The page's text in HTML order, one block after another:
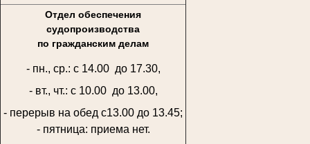
Отдел обеспечения
судопроизводства
по гражданским делам
- пн., ср.: с 14.00 до 17.30,
- вт., чт.: с 10.00 до 13.00,
- перерыв на обед с13.00 до 13.45;
- пятница: приема нет.